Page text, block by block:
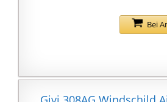
avez des
n'hésitez
contacter,
résoudre le
Merci pour
Bei